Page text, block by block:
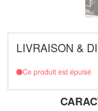
LIVRAISON &
Ce produit est épuisé